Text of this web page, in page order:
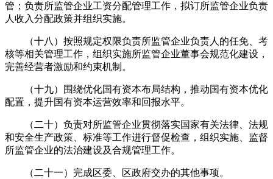
管；负责所监管企业工资分配管理工作，拟订所监管企业负责
人收入分配政策并组织实施。
（十八）按照规定权限负责所监管企业负责人的任免、考
核等相关管理工作，组织实施所监管企业董事会规范化建设，
完善经营者激励和约束机制。
（十九）围绕优化国有资本布局结构，推动国有资本优化
配置，提升国有资本运营效率和回报水平。
（二十）负责对所监管企业贯彻落实国家有关法律、法规
和安全生产政策、标准等工作进行督促检查，组织实施、监督
所监管企业的法治建设及合规管理工作。
（二十一）完成区委、区政府交办的其他事项。